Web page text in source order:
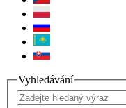
Vyhledávání